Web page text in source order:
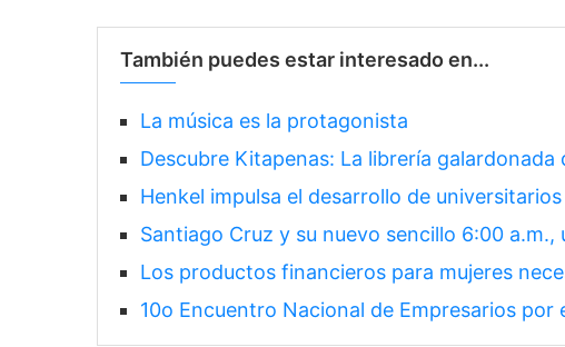
También puedes estar interesado en...
La música es la protagonista
Descubre Kitapenas: La librería
Henkel impulsa el desarrollo de
Santiago Cruz y su nuevo sencillo 6:00 a.m.,
Los productos financieros para mujeres
10o Encuentro Nacional de Empresarios por